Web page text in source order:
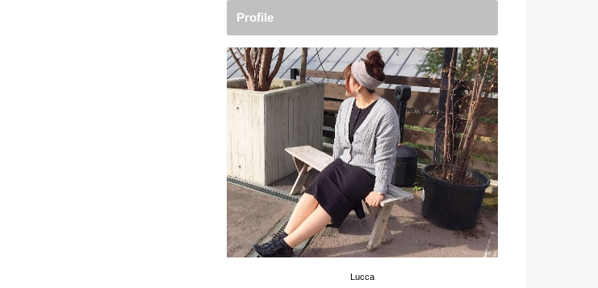
Profile
Lucca